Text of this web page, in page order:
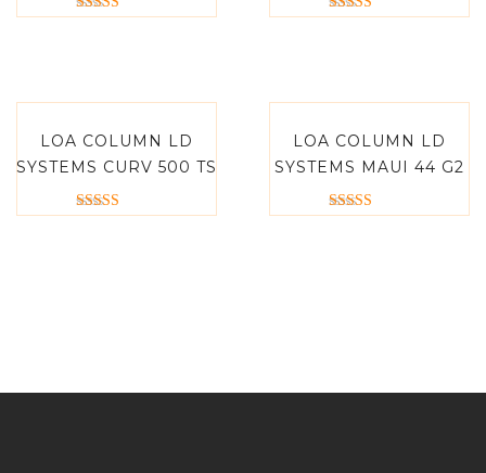
LOA COLUMN LD
SYSTEMS CURV 500 TS
LOA COLUMN LD
SYSTEMS MAUI 44 G2